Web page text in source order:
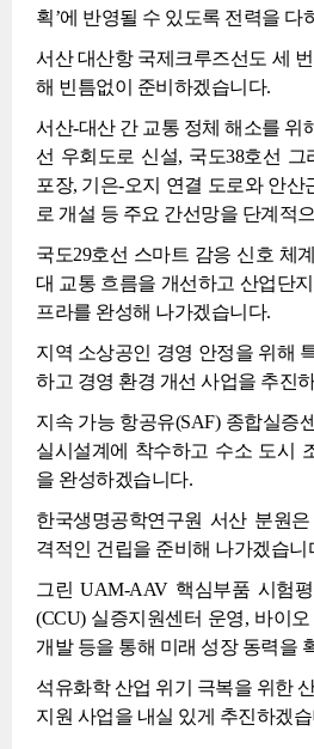
획’에 반영될 수 있도록 전력을 다
서산 대산항 국제크루즈선도 세
해 빈틈없이 준비하겠습니다.
서산-대산 간 교통 정체 해소를 위
선 우회도로 신설, 국도38호선 그
포장, 기은-오지 연결 도로와 안산
로 개설 등 주요 간선망을 단계적
국도29호선 스마트 감응 신호 체
대 교통 흐름을 개선하고 산업단
프라를 완성해 나가겠습니다.
지역 소상공인 경영 안정을 위해
하고 경영 환경 개선 사업을 추진
지속 가능 항공유(SAF) 종합실증
실시설계에 착수하고 수소 도시
을 완성하겠습니다.
한국생명공학연구원 서산 분원
격적인 건립을 준비해 나가겠습니
그린 UAM-AAV 핵심부품 시험
(CCU) 실증지원센터 운영, 바이
개발 등을 통해 미래 성장 동력을
석유화학 산업 위기 극복을 위한
지원 사업을 내실 있게 추진하겠